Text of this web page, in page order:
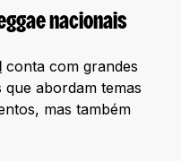
nacionais
conta com grandes
que abordam temas
mas também